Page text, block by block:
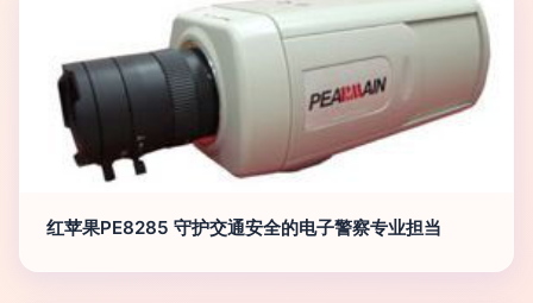
红苹果PE8285 守护交通安全的电子警察专业担当